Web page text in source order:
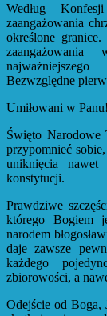
Według
zaangażowania
określone
Bezwzględne
Umiłowani w Panu!
Święto Narodowe
przypomnieć
uniknięcia
konstytucji.
Prawdziwe
którego Bogiem
narodem
daje zawsze
każdego
zbiorowości, a
Odejście od Boga,